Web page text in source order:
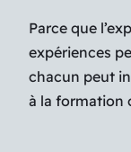
Parce que
expériences
chacun peut
à la formation